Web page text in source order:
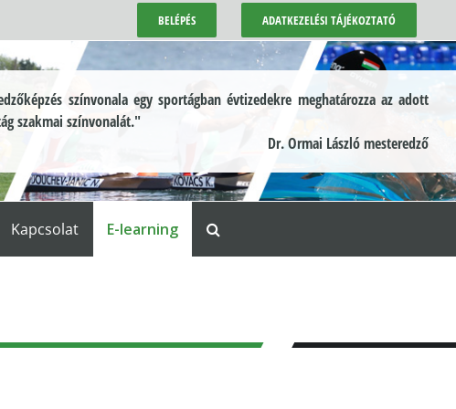
BELÉPÉS ADATKEZELÉSI TÁJÉKOZTATÓ
színvonala egy sportágban évtizedekre meghatározza az adott
szakmai színvonalát."
Dr. Ormai László mesteredző
Kapcsolat E-learning